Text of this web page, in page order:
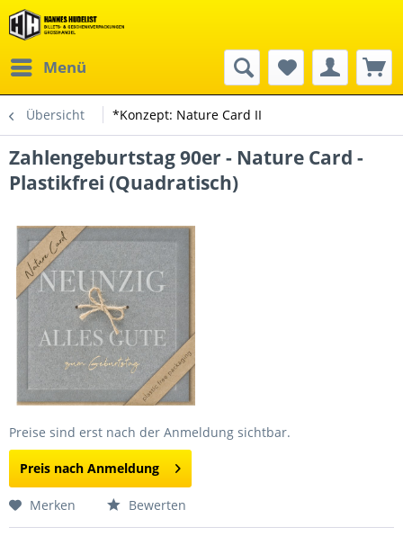
Menü
Übersicht *Konzept: Nature Card II
Zahlengeburtstag 90er - Nature Card -
Plastikfrei (Quadratisch)
Preise sind erst nach der Anmeldung sichtbar.
Preis nach Anmeldung
Merken Bewerten